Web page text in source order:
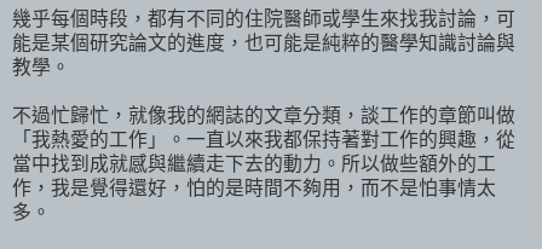
幾乎每個時段，都有不同的住院醫師或學生來找我討論，可
能是某個研究論文的進度，也可能是純粹的醫學知識討論與
教學。
不過忙歸忙，就像我的網誌的文章分類，談工作的章節叫做
「我熱愛的工作」。一直以來我都保持著對工作的興趣，從
當中找到成就感與繼續走下去的動力。所以做些額外的工
作，我是覺得還好，怕的是時間不夠用，而不是怕事情太
多。